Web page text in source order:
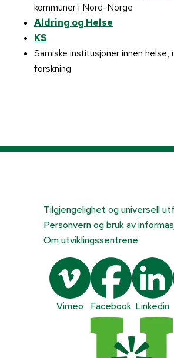
kommuner i Nord-Norge
Aldring og Helse
KS
Samiske institusjoner innen helse,
forskning
Tilgjengelighet og universell
Personvern og bruk av
Om utviklingssentrene
Vimeo Facebook Linkedin